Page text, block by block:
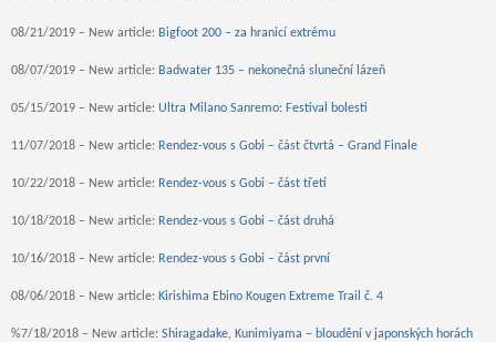
08/21/2019 – New article: Bigfoot 200 – za hranicí extrému
08/07/2019 – New article: Badwater 135 – nekonečná sluneční lázeň
05/15/2019 – New article: Ultra Milano Sanremo: Festival bolesti
11/07/2018 – New article: Rendez-vous s Gobi – část čtvrtá – Grand Finale
10/22/2018 – New article: Rendez-vous s Gobi – část třetí
10/18/2018 – New article: Rendez-vous s Gobi – část druhá
10/16/2018 – New article: Rendez-vous s Gobi – část první
08/06/2018 – New article: Kirishima Ebino Kougen Extreme Trail č. 4
%7/18/2018 – New article: Shiragadake, Kunimiyama – bloudění v japonských horách